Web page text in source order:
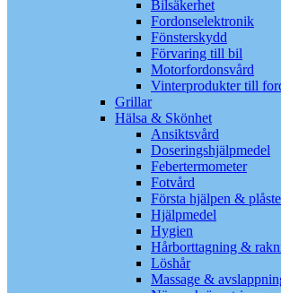
Bilsäkerhet
Fordonselektronik
Fönsterskydd
Förvaring till bil
Motorfordonsvård
Vinterprodukter till
Grillar
Hälsa & Skönhet
Ansiktsvård
Doseringshjälpmedel
Febertermometer
Fotvård
Första hjälpen &
Hjälpmedel
Hygien
Hårborttagning &
Löshår
Massage &